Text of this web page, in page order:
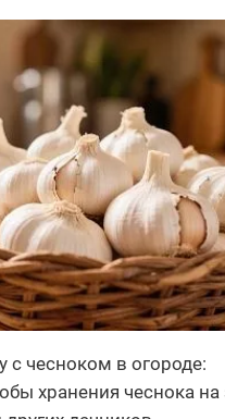
с чесноком в огороде:
хранения чеснока на